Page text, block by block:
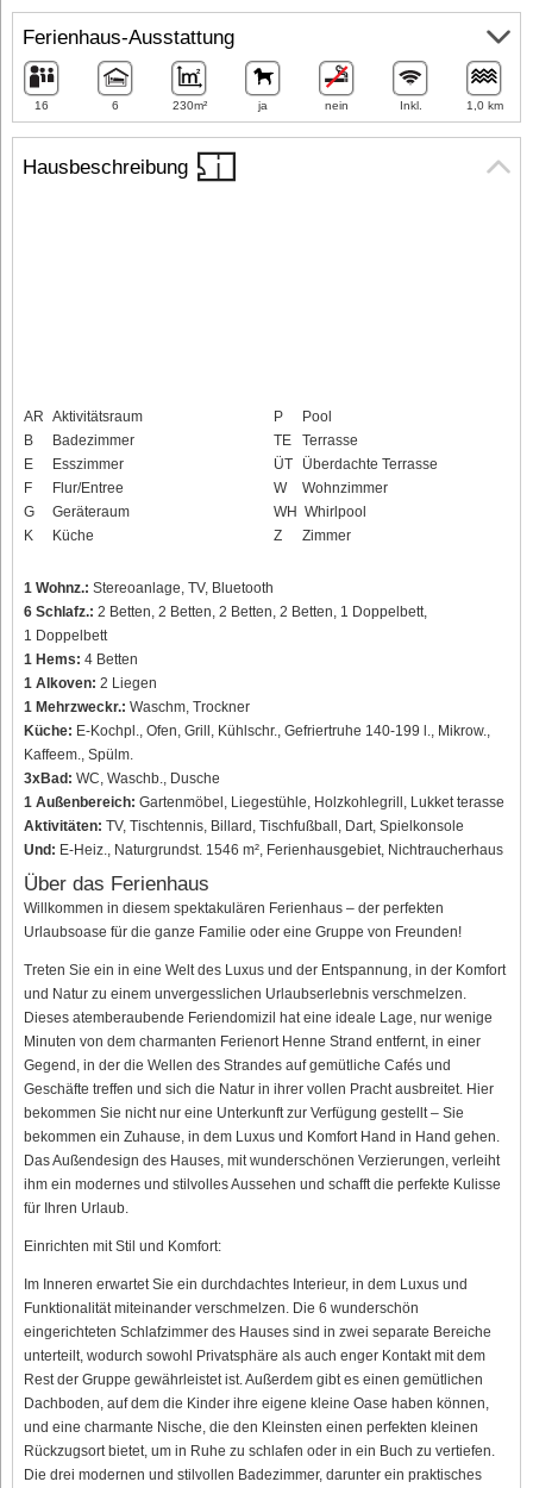
Hausbeschreibung
AR Aktivitätsraum
B
Badezimmer
E
Esszimmer
F
Flur/Entree
G
Geräteraum
K
Küche
P
Pool
TE
Terrasse
ÜT
Überdachte Terrasse
W
Wohnzimmer
WH Whirlpool
Z
Zimmer
1 Wohnz.: Stereoanlage, TV, Bluetooth
6 Schlafz.: 2 Betten, 2 Betten, 2 Betten, 2 Betten, 1 Doppelbett,
1 Doppelbett
1 Hems: 4 Betten
1 Alkoven: 2 Liegen
1 Mehrzweckr.: Waschm, Trockner
Küche: E-Kochpl., Ofen, Grill, Kühlschr., Gefriertruhe 140-199 l., Mikrow.,
Kaffeem., Spülm.
3xBad: WC, Waschb., Dusche
1 Außenbereich: Gartenmöbel, Liegestühle, Holzkohlegrill, Lukket terasse
Aktivitäten: TV, Tischtennis, Billard, Tischfußball, Dart, Spielkonsole
Und: E-Heiz., Naturgrundst. 1546 m², Ferienhausgebiet, Nichtraucherhaus
Über das Ferienhaus
Willkommen in diesem spektakulären Ferienhaus – der perfekten
Urlaubsoase für die ganze Familie oder eine Gruppe von Freunden!
Treten Sie ein in eine Welt des Luxus und der Entspannung, in der Komfort
und Natur zu einem unvergesslichen Urlaubserlebnis verschmelzen.
Dieses atemberaubende Feriendomizil hat eine ideale Lage, nur wenige
Minuten von dem charmanten Ferienort Henne Strand entfernt, in einer
Gegend, in der die Wellen des Strandes auf gemütliche Cafés und
Geschäfte treffen und sich die Natur in ihrer vollen Pracht ausbreitet. Hier
bekommen Sie nicht nur eine Unterkunft zur Verfügung gestellt – Sie
bekommen ein Zuhause, in dem Luxus und Komfort Hand in Hand gehen.
Das Außendesign des Hauses, mit wunderschönen Verzierungen, verleiht
ihm ein modernes und stilvolles Aussehen und schafft die perfekte Kulisse
für Ihren Urlaub.
Einrichten mit Stil und Komfort:
Im Inneren erwartet Sie ein durchdachtes Interieur, in dem Luxus und
Funktionalität miteinander verschmelzen. Die 6 wunderschön
eingerichteten Schlafzimmer des Hauses sind in zwei separate Bereiche
unterteilt, wodurch sowohl Privatsphäre als auch enger Kontakt mit dem
Rest der Gruppe gewährleistet ist. Außerdem gibt es einen gemütlichen
Dachboden, auf dem die Kinder ihre eigene kleine Oase haben können,
und eine charmante Nische, die den Kleinsten einen perfekten kleinen
Rückzugsort bietet, um in Ruhe zu schlafen oder in ein Buch zu vertiefen.
Die drei modernen und stilvollen Badezimmer, darunter ein praktisches
Ferienhaus-Ausstattung
16 6 230m² ja nein Inkl. 1,0 km